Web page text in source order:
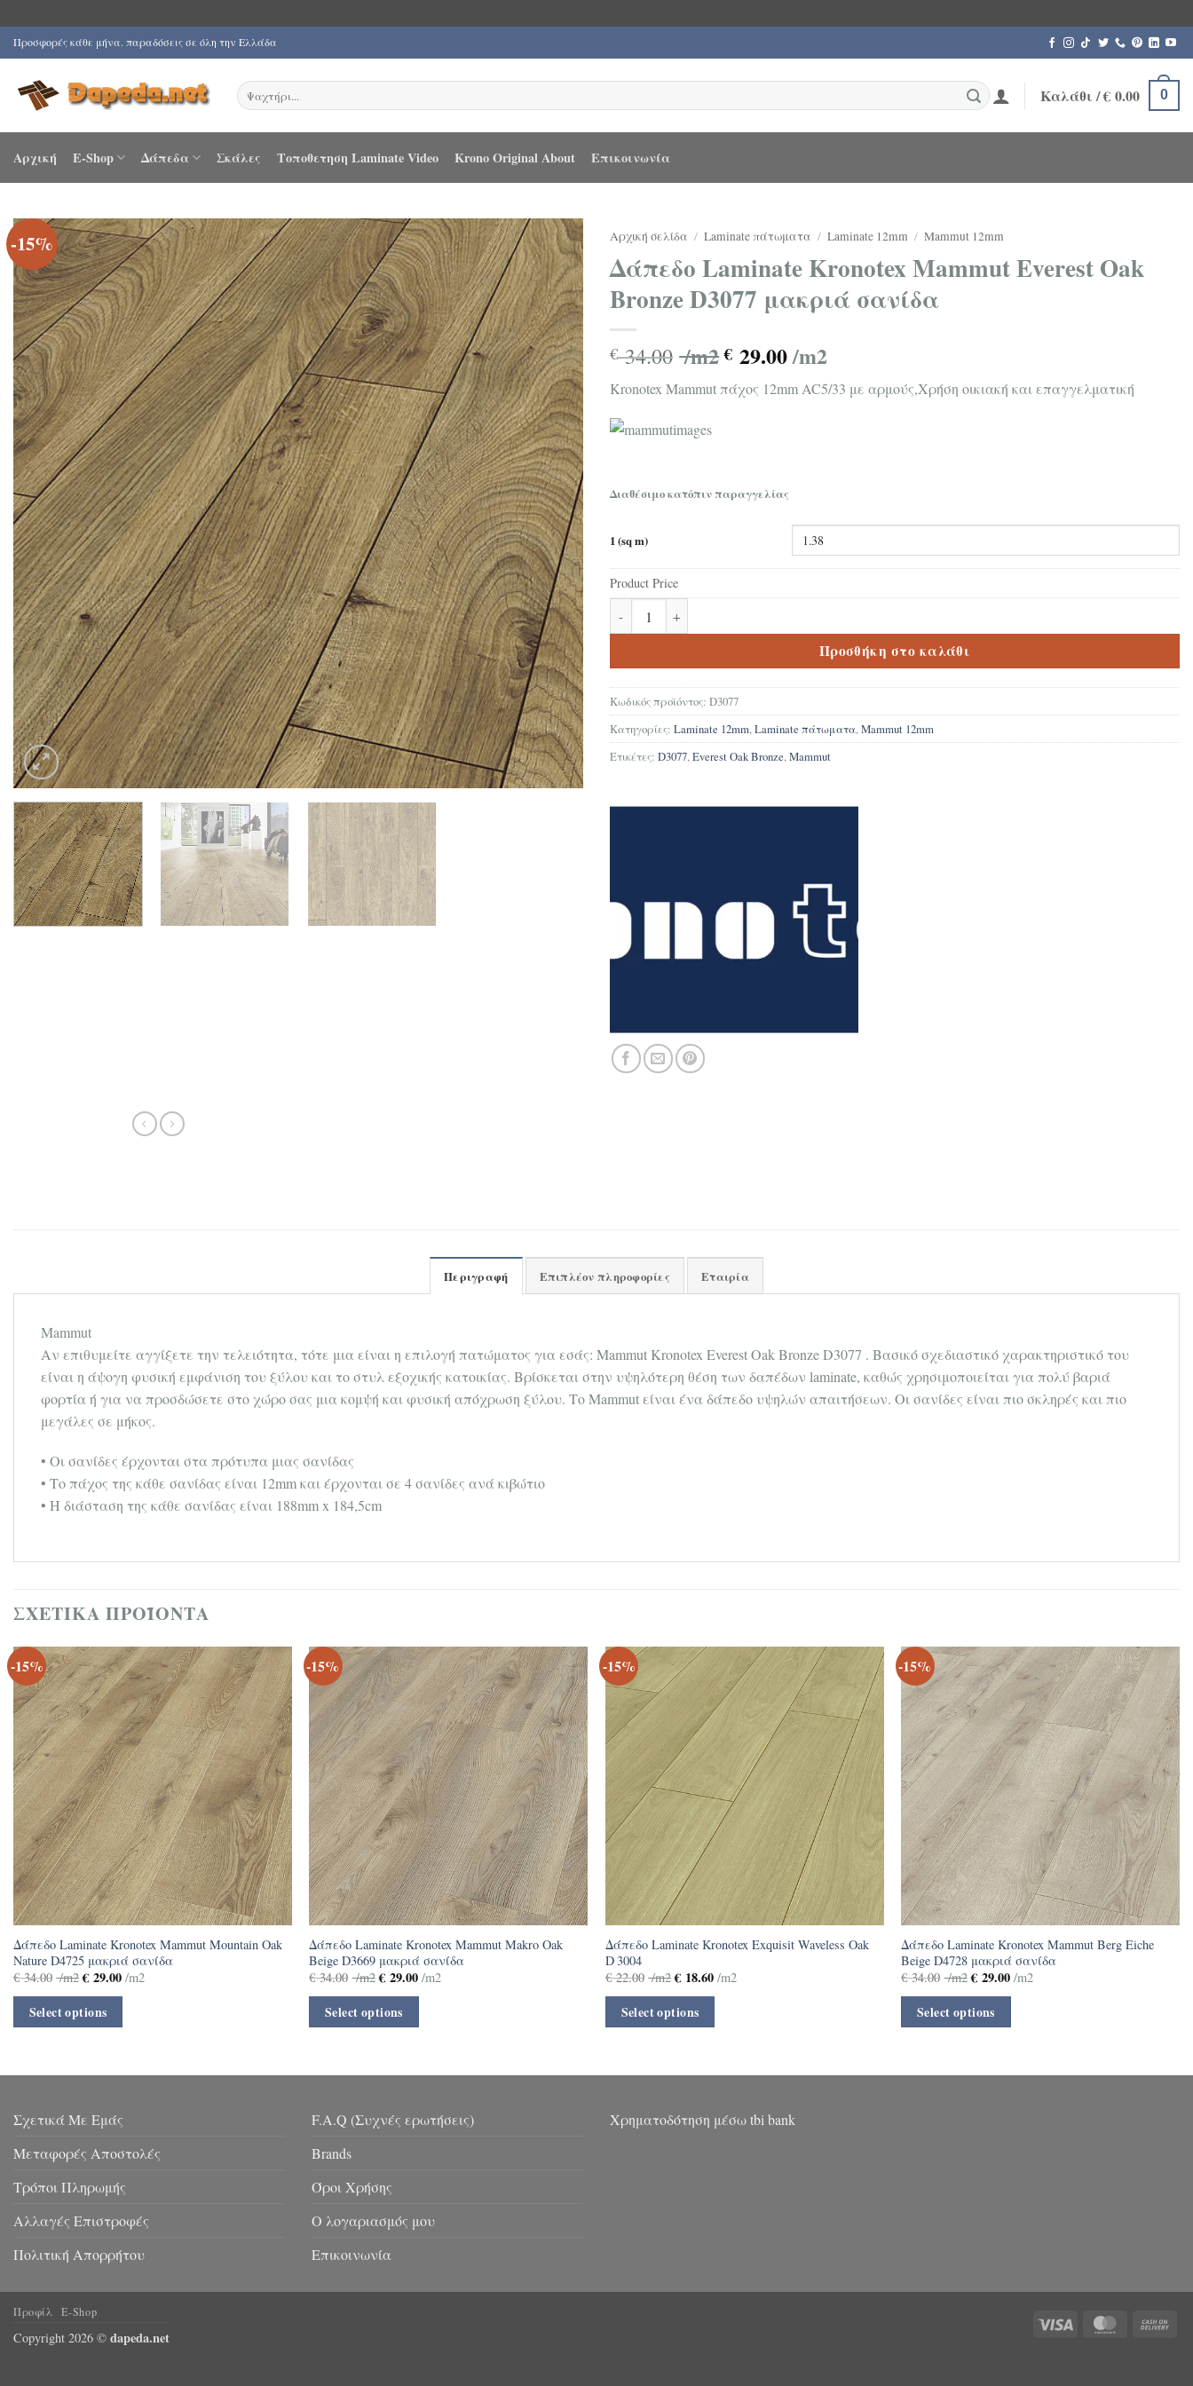
Μετάβαση
στο
περιεχόμενο
Προσφορές κάθε μήνα. παραδόσεις σε όλη την Ελλάδα
Αναζήτηση
για:
Καλάθι /€0.00 0
Αρχική E-Shop Δάπεδα Σκάλες Τοποθετηση Laminate Video Krono Original About Επικοινωνία
-15% Αρχική σελίδα / Laminate πάτωματα / Laminate 12mm / Mammut 12mm
Δάπεδο Laminate Kronotex Mammut Everest Oak
Bronze D3077 μακριά σανίδα
€34.00 /m2 € 29.00/m2
Kronotex Mammut πάχος 12mm AC5/33 με αρμούς,Χρήση οικιακή και επαγγελματική
Διαθέσιμο κατόπιν παραγγελίας
1 (sq m)
Product Price
Προσθήκη στο καλάθι
Κωδικός προϊόντος: D3077
Κατηγορίες: Laminate 12mm,Laminate πάτωματα,Mammut 12mm
Ετικέτες: D3077,Everest Oak Bronze,Mammut
Περιγραφή Επιπλέον πληροφορίες Εταιρία
Mammut
Αν επιθυμείτε αγγίξετε την τελειότητα, τότε μια είναι η επιλογή πατώματος για εσάς: Mammut Kronotex Everest Oak Bronze D3077 . Βασικό σχεδιαστικό χαρακτηριστικό του
είναι η άψογη φυσική εμφάνιση του ξύλου και το στυλ εξοχικής κατοικίας. Βρίσκεται στην υψηλότερη θέση των δαπέδων laminate, καθώς χρησιμοποιείται για πολύ βαριά
φορτία ή για να προσδώσετε στο χώρο σας μια κομψή και φυσική απόχρωση ξύλου. Το Mammut είναι ένα δάπεδο υψηλών απαιτήσεων. Οι σανίδες είναι πιο σκληρές και πιο
μεγάλες σε μήκος.
• Οι σανίδες έρχονται στα πρότυπα μιας σανίδας
• Το πάχος της κάθε σανίδας είναι 12mm και έρχονται σε 4 σανίδες ανά κιβώτιο
• Η διάσταση της κάθε σανίδας είναι 188mm x 184,5cm
ΣΧΕΤΙΚΆ ΠΡΟΪΌΝΤΑ
-15%
Δάπεδο Laminate Kronotex Mammut Mountain Oak
Nature D4725 μακριά σανίδα
€34.00 /m2 € 29.00 /m2
Select options
-15%
Δάπεδο Laminate Kronotex Mammut Makro Oak
Beige D3669 μακριά σανίδα
€34.00 /m2 €29.00/m2
Select options
-15%
Δάπεδο Laminate Kronotex Exquisit Waveless Oak
D 3004
€22.00 /m2 € 18.60 /m2
Select options
-15%
Δάπεδο Laminate Kronotex Mammut Berg Eiche
Beige D4728 μακριά σανίδα
€34.00 /m2 €29.00/m2
Select options
Σχετικά Με Εμάς
Μεταφορές Αποστολές
Τρόποι Πληρωμής
Αλλαγές Επιστροφές
Πολιτική Απορρήτου
F.A.Q (Συχνές ερωτήσεις)
Brands
Όροι Χρήσης
Ο λογαριασμός μου
Επικοινωνία
Χρηματοδότηση μέσω tbi bank
Visa MasterCard
Προφίλ E-Shop
Copyright 2026 © dapeda.net